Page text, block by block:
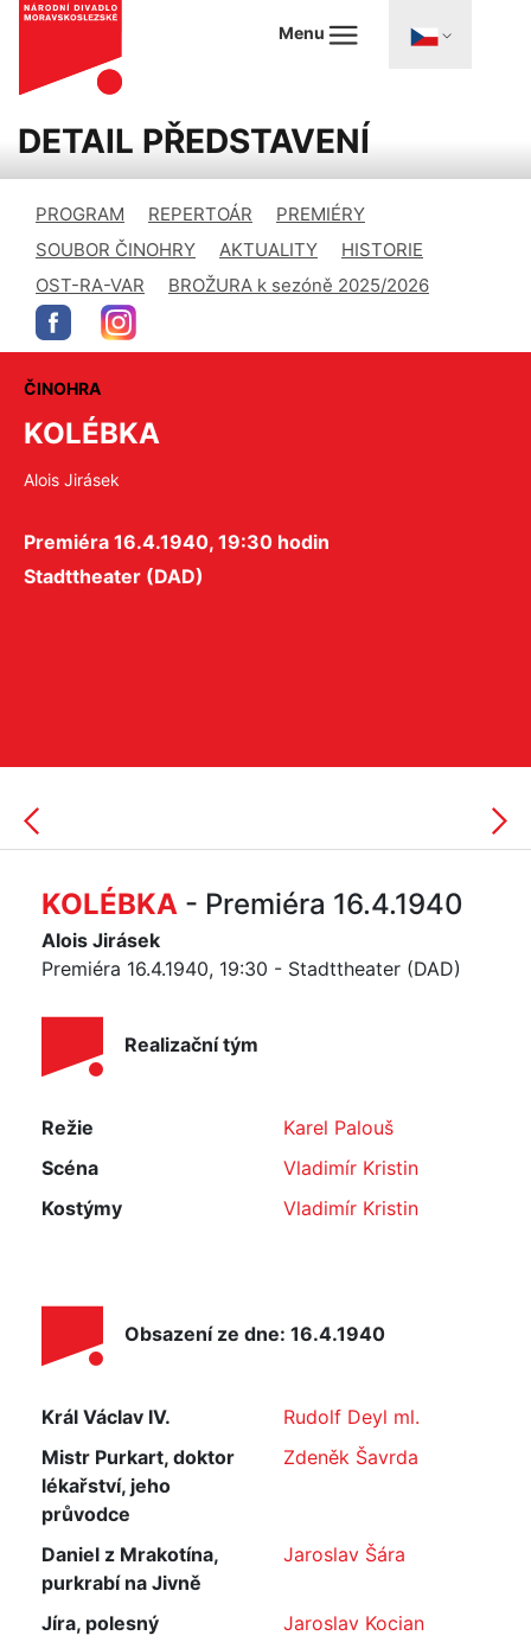
Menu
DETAIL PŘEDSTAVENÍ
PROGRAM REPERTOÁR
PREMIÉRY
SOUBOR ČINOHRY
AKTUALITY
HISTORIE
OST-RA-VAR
BROŽURA k sezóně 2025/2026
ČINOHRA
KOLÉBKA
Alois Jirásek
Premiéra 16.4.1940, 19:30 hodin
Stadttheater (DAD)
KOLÉBKA - Premiéra 16.4.1940
Alois Jirásek
Premiéra 16.4.1940, 19:30 - Stadttheater (DAD)
Realizační tým
Režie
Karel Palouš
Scéna
Vladimír Kristin
Kostýmy
Vladimír Kristin
Obsazení ze dne: 16.4.1940
Král Václav IV.
Rudolf Deyl ml.
Mistr Purkart, doktor
lékařství, jeho
průvodce
Zdeněk Šavrda
Daniel z Mrakotína,
purkrabí na Jivně
Jaroslav Šára
Jíra, polesný
Jaroslav Kocian